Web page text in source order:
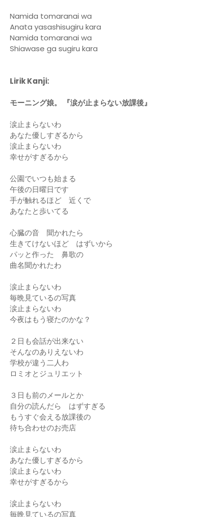
Namida tomaranai wa
Anata yasashisugiru kara
Namida tomaranai wa
Shiawase ga sugiru kara
Lirik Kanji:
モーニング娘。 『涙が止まらない放課後』
涙止まらないわ
あなた優しすぎるから
涙止まらないわ
幸せがすぎるから
公園でいつも始まる
午後の日曜日です
手が触れるほど 近くで
あなたと歩いてる
心臓の音 聞かれたら
生きてけないほど はずいから
パッと作った 鼻歌の
曲名聞かれたわ
涙止まらないわ
毎晩見ているの写真
涙止まらないわ
今夜はもう寝たのかな？
２日も会話が出来ない
そんなのありえないわ
学校が違う二人わ
ロミオとジュリエット
３日も前のメールとか
自分の読んだら はずすぎる
もうすぐ会える放課後の
待ち合わせのお売店
涙止まらないわ
あなた優しすぎるから
涙止まらないわ
幸せがすぎるから
涙止まらないわ
毎晩見ているの写真